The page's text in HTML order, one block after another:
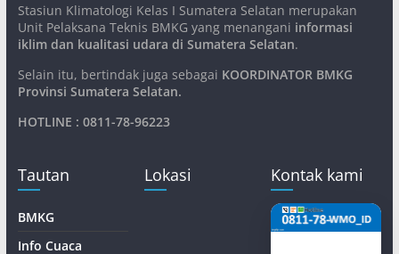
Stasiun Klimatologi Kelas I Sumatera Selatan merupakan
Unit Pelaksana Teknis BMKG yang menangani informasi
iklim dan kualitasi udara di Sumatera Selatan.
Selain itu, bertindak juga sebagai KOORDINATOR BMKG
Provinsi Sumatera Selatan.
HOTLINE : 0811-78-96223
Tautan
BMKG
Info Cuaca
Lokasi Kontak kami